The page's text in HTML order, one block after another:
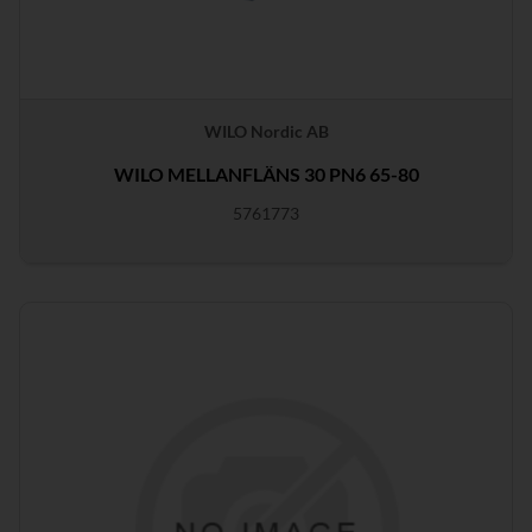
WILO Nordic AB
WILO MELLANFLÄNS 30 PN6 65-80
5761773